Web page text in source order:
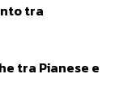
tra
tra Pianese e